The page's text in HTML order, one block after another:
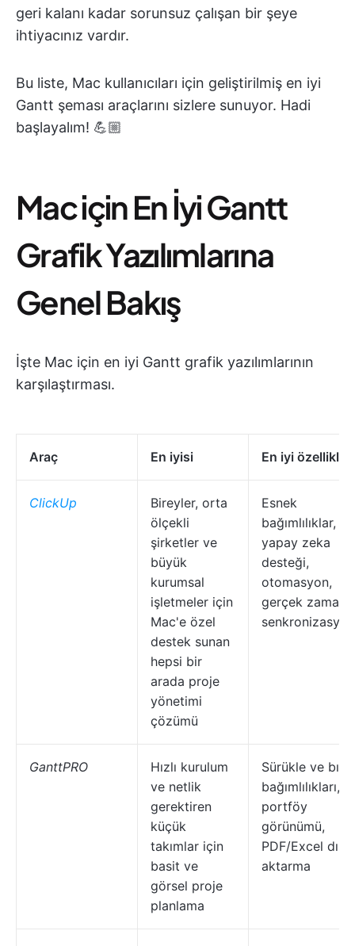
geri kalanı kadar sorunsuz çalışan bir şeye
ihtiyacınız vardır.
Bu liste, Mac kullanıcıları için geliştirilmiş en iyi
Gantt şeması araçlarını sizlere sunuyor. Hadi
başlayalım! 💪🏼
Mac için En İyi Gantt
Grafik Yazılımlarına
Genel Bakış
İşte Mac için en iyi Gantt grafik yazılımlarının
karşılaştırması.
Araç En iyisi En iyi özellikler
ClickUp
Bireyler, orta
ölçekli
şirketler ve
büyük
kurumsal
işletmeler için
Mac'e özel
destek sunan
hepsi bir
arada proje
yönetimi
çözümü
Esnek
bağımlılıklar,
yapay zeka
desteği,
otomasyon,
gerçek zamanlı
senkronizasyon
GanttPRO
Hızlı kurulum
ve netlik
gerektiren
küçük
takımlar için
basit ve
görsel proje
planlama
Sürükle ve
bağımlılıkları,
portföy
görünümü,
PDF/Excel dışa
aktarma